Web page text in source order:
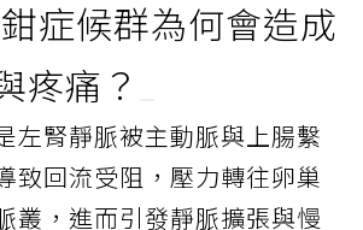
症候群為何會造成
疼痛？
左腎靜脈被主動脈與上腸繫
致回流受阻，壓力轉往卵巢
叢，進而引發靜脈擴張與慢